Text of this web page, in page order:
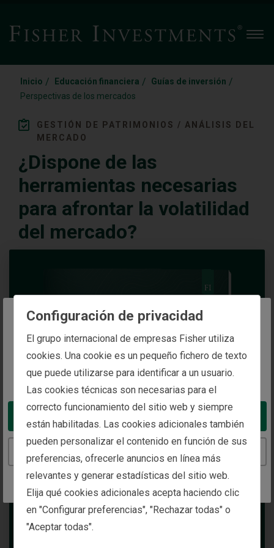
The website you are trying to reach is
intended for investors in Spain
You appear to be in the United States
Take me to the United States website
Continue to the Spain website
Inicio / Educación financiera / Guías de inversión /
Perspectivas de los mercados
GESTIÓN DE PATRIMONIOS / ANÁLISIS DEL
MERCADO
¿Dispone de las
herramientas necesarias
para afrontar la volatilidad
del mercado?
Configuración de privacidad
El grupo internacional de empresas Fisher utiliza
cookies. Una cookie es un pequeño fichero de texto
que puede utilizarse para identificar a un usuario.
Las cookies técnicas son necesarias para el
correcto funcionamiento del sitio web y siempre
están habilitadas. Las cookies adicionales también
pueden personalizar el contenido en función de sus
preferencias, ofrecerle anuncios en línea más
relevantes y generar estadísticas del sitio web.
Elija qué cookies adicionales acepta haciendo clic
en "Configurar preferencias", "Rechazar todas" o
"Aceptar todas".